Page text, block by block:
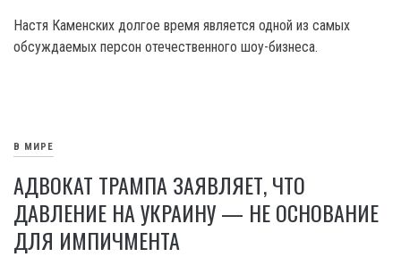
Настя Каменских долгое время является одной из самых
обсуждаемых персон отечественного шоу-бизнеса.
В МИРЕ
АДВОКАТ ТРАМПА ЗАЯВЛЯЕТ, ЧТО
ДАВЛЕНИЕ НА УКРАИНУ — НЕ ОСНОВАНИЕ
ДЛЯ ИМПИЧМЕНТА